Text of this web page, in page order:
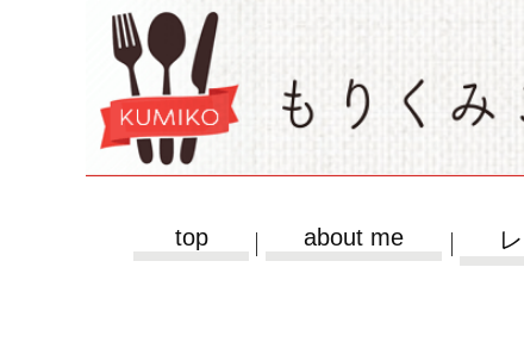
top about me